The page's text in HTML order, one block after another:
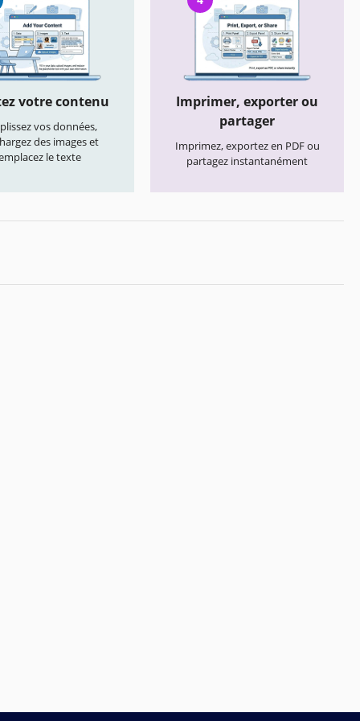
votre contenu
vos données,
des images et
le texte
Imprimer, exporter ou
partager
Imprimez, exportez en PDF ou
partagez instantanément